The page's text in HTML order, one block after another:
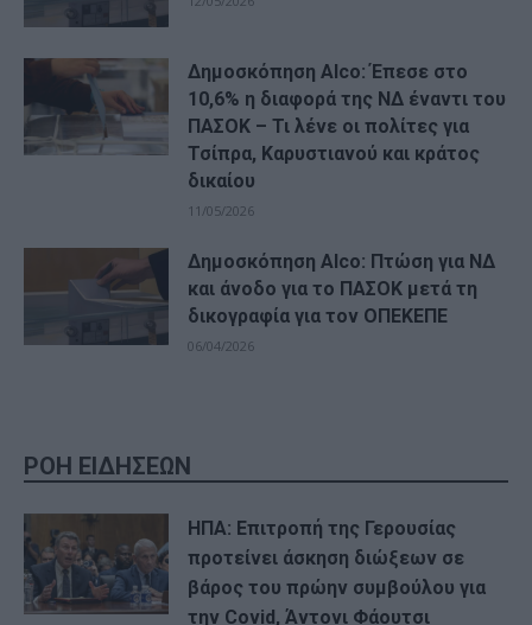
Δημοσκόπηση Alco: Έπεσε στο
10,6% η διαφορά της ΝΔ έναντι του
ΠΑΣΟΚ – Τι λένε οι πολίτες για
Τσίπρα, Καρυστιανού και κράτος
δικαίου
11/05/2026
Δημοσκόπηση Alco: Πτώση για ΝΔ
και άνοδο για το ΠΑΣΟΚ μετά τη
δικογραφία για τον ΟΠΕΚΕΠΕ
06/04/2026
ΡΟΗ ΕΙΔΗΣΕΩΝ
ΗΠΑ: Επιτροπή της Γερουσίας
προτείνει άσκηση διώξεων σε
βάρος του πρώην συμβούλου για
την Covid, Άντονι Φάουτσι